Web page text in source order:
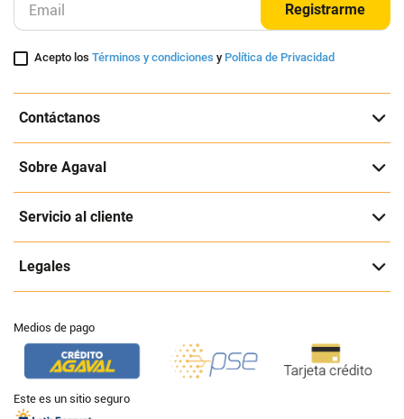
Registrarme
Acepto losTérminos y condiciones y Política de Privacidad
Contáctanos
Sobre Agaval
Servicio al cliente
Legales
Medios de pago
Este es un sitio seguro